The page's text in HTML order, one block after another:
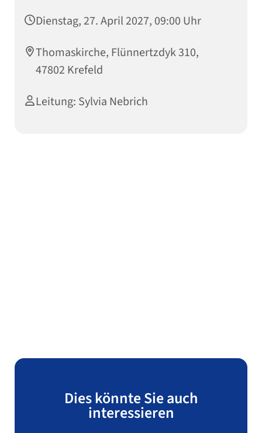
Dienstag, 27. April 2027, 09:00 Uhr
Thomaskirche, Flünnertzdyk 310,
47802 Krefeld
Leitung: Sylvia Nebrich
Dies könnte Sie auch
interessieren